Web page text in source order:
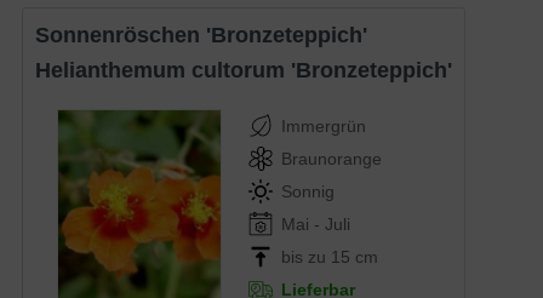
Sonnenröschen 'Bronzeteppich'
Helianthemum cultorum 'Bronzeteppich'
Immergrün
Braunorange
Sonnig
Mai - Juli
bis zu 15 cm
Lieferbar